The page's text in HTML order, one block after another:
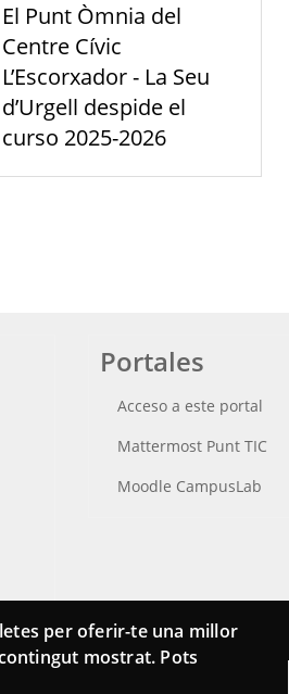
El Punt Òmnia del
Centre Cívic
L’Escorxador - La Seu
d’Urgell despide el
curso 2025-2026
Portales
Acceso a este portal
Mattermost Punt TIC
Moodle CampusLab
per oferir-te una millor
mostrat. Pots